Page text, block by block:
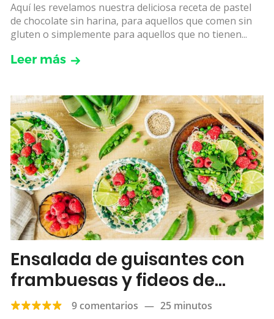
Aquí les revelamos nuestra deliciosa receta de pastel
de chocolate sin harina, para aquellos que comen sin
gluten o simplemente para aquellos que no tienen...
Leer más
Ensalada de guisantes con
frambuesas y fideos de
arroz
9 comentarios — 25 minutos